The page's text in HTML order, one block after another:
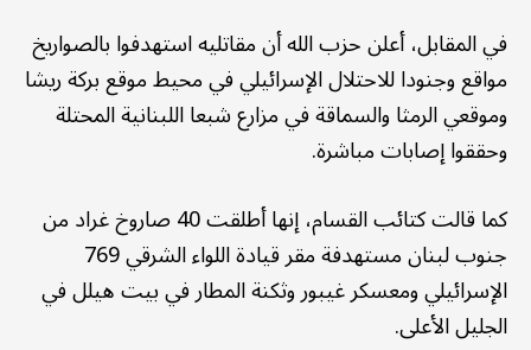
في المقابل، أعلن حزب الله أن مقاتليه استهدفوا بالصواريخ
مواقع وجنودا للاحتلال الإسرائيلي في محيط موقع بركة ريشا
وموقعي الرمثا والسماقة في مزارع شبعا اللبنانية المحتلة
وحققوا إصابات مباشرة.
كما قالت كتائب القسام، إنها أطلقت 40 صاروخ غراد من
جنوب لبنان مستهدفة مقر قيادة اللواء الشرقي 769
الإسرائيلي ومعسكر غيبور وثكنة المطار في بيت هيلل في
الجليل الأعلى.